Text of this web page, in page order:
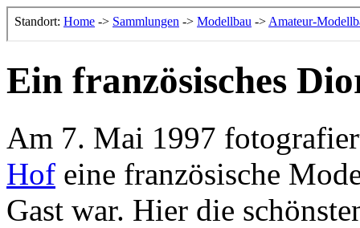
Ein französisches
Am 7. Mai 1997
Hof eine französische
Gast war. Hier die